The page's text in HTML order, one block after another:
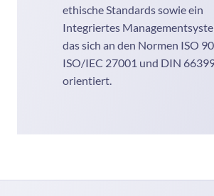
ethische Standards sowie ein
Integriertes
das sich an den Normen ISO
ISO/IEC 27001 und DIN
orientiert.